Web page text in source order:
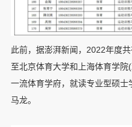
此前，据澎湃新闻，2022年度
至北京体育大学和上海体育学
一流体育学府，就读专业型硕
马龙。